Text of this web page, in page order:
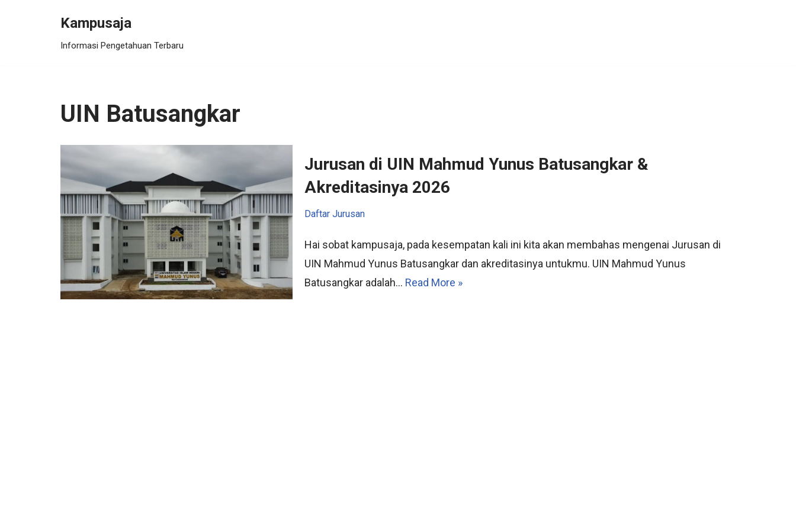
Kampusaja
Informasi Pengetahuan Terbaru
UIN Batusangkar
Jurusan di UIN Mahmud Yunus Batusangkar &
Akreditasinya 2026
Daftar Jurusan
Hai sobat kampusaja, pada kesempatan kali ini kita akan membahas mengenai Jurusan di
UIN Mahmud Yunus Batusangkar dan akreditasinya untukmu. UIN Mahmud Yunus
Batusangkar adalah… Read More »